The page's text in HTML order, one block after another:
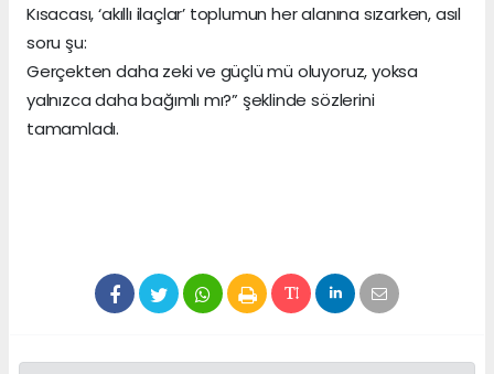
Kısacası, ‘akıllı ilaçlar’ toplumun her alanına sızarken, asıl
soru şu:
Gerçekten daha zeki ve güçlü mü oluyoruz, yoksa
yalnızca daha bağımlı mı?” şeklinde sözlerini
tamamladı.